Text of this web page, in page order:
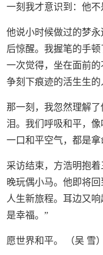
一刻我才意识到：他不
他说小时候做过的梦
后惊醒。我握笔的手
一次觉得，坐在面前
争刻下痕迹的活生生的
那一刻，我忽然理解
泪。我们呼吸和平，
一口和平空气，都是拿
采访结束，方浩明抱
晚玩偶小马。他即将
人生新旅程。耳边又
是幸福。”
愿世界和平。 （吴 雪）